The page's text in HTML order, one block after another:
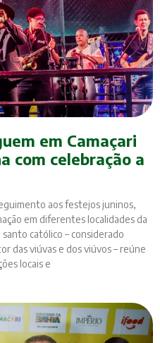
em Camaçari
com celebração a
aos festejos juninos,
em diferentes localidades da
santo católico – considerado
das viúvas e dos viúvos – reúne
locais e